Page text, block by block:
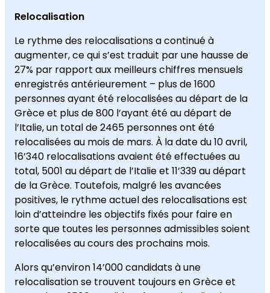
Relocalisation
Le rythme des relocalisations a continué à
augmenter, ce qui s’est traduit par une hausse de
27% par rapport aux meilleurs chiffres mensuels
enregistrés antérieurement – plus de 1600
personnes ayant été relocalisées au départ de la
Grèce et plus de 800 l’ayant été au départ de
l’Italie, un total de 2465 personnes ont été
relocalisées au mois de mars. À la date du 10 avril,
16’340 relocalisations avaient été effectuées au
total, 5001 au départ de l’Italie et 11’339 au départ
de la Grèce. Toutefois, malgré les avancées
positives, le rythme actuel des relocalisations est
loin d’atteindre les objectifs fixés pour faire en
sorte que toutes les personnes admissibles soient
relocalisées au cours des prochains mois.
Alors qu’environ 14’000 candidats à une
relocalisation se trouvent toujours en Grèce et